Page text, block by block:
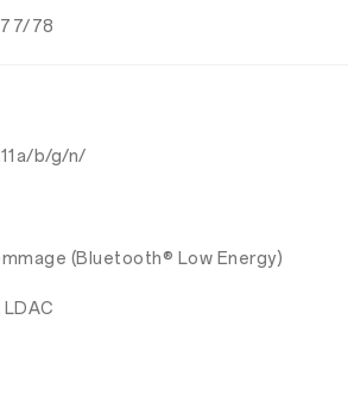
78
b/g/n/
(Bluetooth® Low Energy)